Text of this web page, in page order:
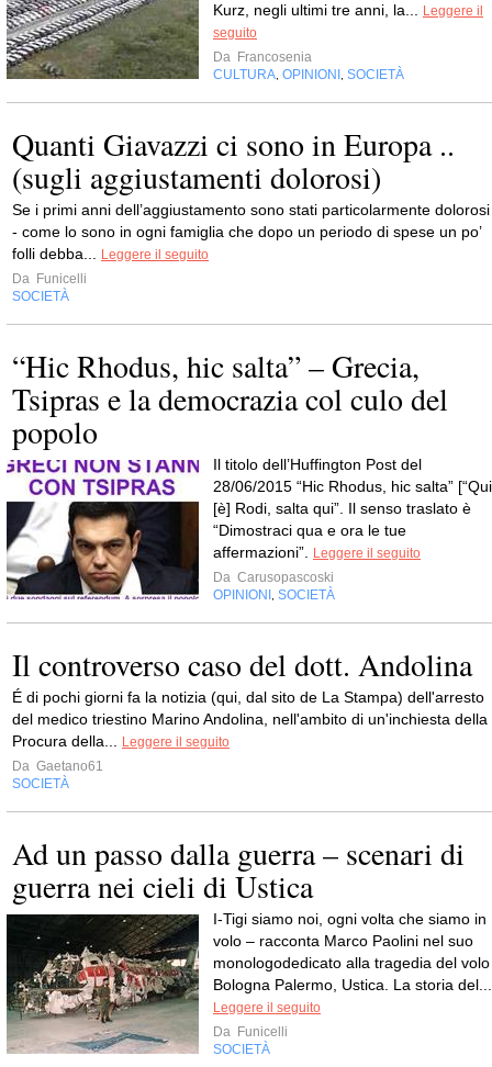
Kurz, negli ultimi tre anni, la...
Leggere il
seguito
Da Francosenia
CULTURA OPINIONI SOCIETÀ
Quanti Giavazzi ci sono in Europa ..
(sugli aggiustamenti dolorosi)
Se i primi anni dell’aggiustamento sono stati particolarmente dolorosi
- come lo sono in ogni famiglia che dopo un periodo di spese un po’
folli debba...
Leggere il seguito
Da Funicelli
SOCIETÀ
“Hic Rhodus, hic salta” – Grecia,
Tsipras e la democrazia col culo del
popolo
Il titolo dell’Huffington Post del
28/06/2015 “Hic Rhodus, hic salta” [“Qui
[è] Rodi, salta qui”. Il senso traslato è
“Dimostraci qua e ora le tue
affermazioni”.
Leggere il seguito
Da Carusopascoski
OPINIONI
SOCIETÀ
Il controverso caso del dott. Andolina
É di pochi giorni fa la notizia (qui, dal sito de La Stampa) dell'arresto
del medico triestino Marino Andolina, nell'ambito di un'inchiesta della
Procura della...
Leggere il seguito
Da Gaetano61
SOCIETÀ
Ad un passo dalla guerra – scenari di
guerra nei cieli di Ustica
I-Tigi siamo noi, ogni volta che siamo in
volo – racconta Marco Paolini nel suo
monologodedicato alla tragedia del volo
Bologna Palermo, Ustica. La storia del...
Leggere il seguito
Da Funicelli
SOCIETÀ